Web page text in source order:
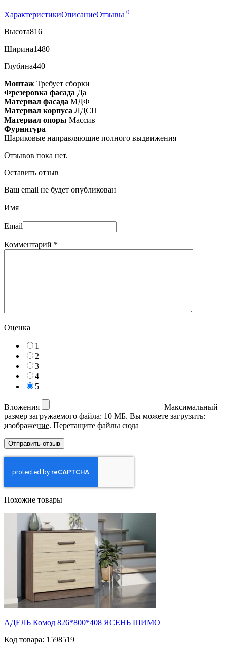
ХарактеристикиОписаниеОтзывы 0
Высота816
Ширина1480
Глубина440
Монтаж Требует сборки
Фрезеровка фасада Да
Материал фасада МДФ
Материал корпуса ЛДСП
Материал опоры Массив
Фурнитура
Шариковые направляющие полного выдвижения
Отзывов пока нет.
Оставить отзыв
Ваш email не будет опубликован
Имя
Email
Комментарий *
Оценка
1
2
3
4
5
Вложения
Максимальный
размер загружаемого файла: 10 МБ. Вы можете загрузить:
изображение. Перетащите файлы сюда
Похожие товары
АДЕЛЬ Комод 826*800*408 ЯСЕНЬ ШИМО
Код товара: 1598519